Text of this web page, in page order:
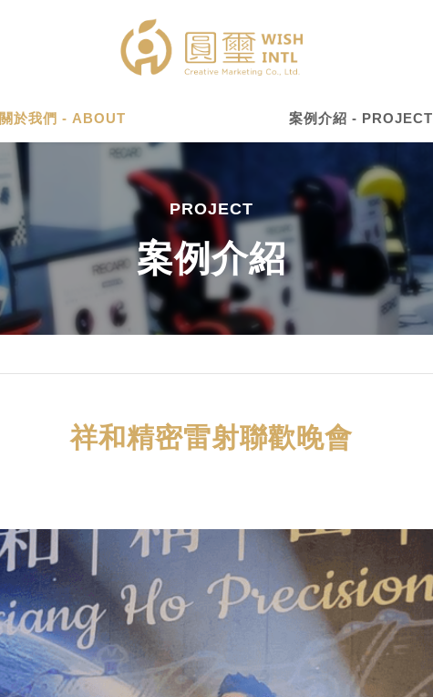
關於我們 - ABOUT 案例介紹 - PROJECT
PROJECT
案例介紹
祥和精密雷射聯歡晚會